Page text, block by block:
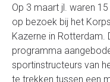
Op 3 maart jl. waren
op bezoek bij het
Kazerne in Rotterdam.
programma
sportinstructeurs van
te trekken tussen een